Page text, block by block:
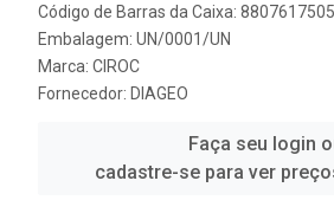
Código de Barras da Caixa:
Embalagem: UN/0001/UN
Marca: CIROC
Fornecedor: DIAGEO
Faça seu login
cadastre-se para ver